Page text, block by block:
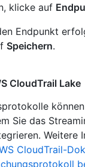
klicke auf
Endpunkt
Speichern.
CloudTrail Lake
Sie das
Weitere
CloudTrail-